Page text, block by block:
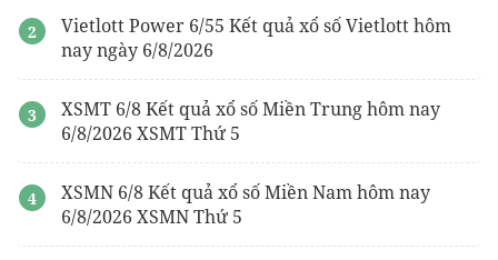
Vietlott Power 6/55 Kết quả xổ số Vietlott hôm
nay ngày 6/8/2026
XSMT 6/8 Kết quả xổ số Miền Trung hôm nay
6/8/2026 XSMT Thứ 5
XSMN 6/8 Kết quả xổ số Miền Nam hôm nay
6/8/2026 XSMN Thứ 5